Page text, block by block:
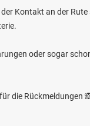
Kontakt an der
oder sogar
die Rückmeldungen